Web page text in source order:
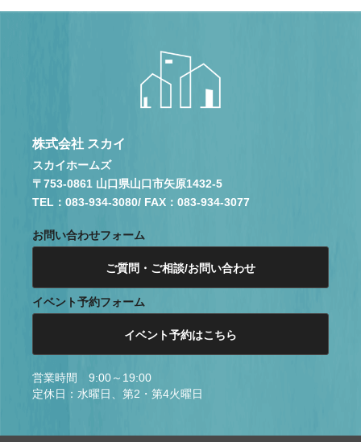
株式会社 スカイ
スカイホームズ
〒753-0861 山口県山口市矢原1432-5
TEL：083-934-3080/ FAX：083-934-3077
お問い合わせフォーム
ご質問・ご相談/お問い合わせ
イベント予約フォーム
イベント予約はこちら
営業時間 9:00～19:00
定休日：水曜日、第2・第4火曜日